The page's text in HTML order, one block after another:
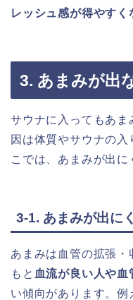
レッシュ感が得やすく
3. あまみが出
サウナに入ってもあ
因は体質やサウナの入
こでは、あまみが出に
3-1. あまみが出に
あまみは血管の拡張・
もと 血流が良い人や血
い傾向があります。例